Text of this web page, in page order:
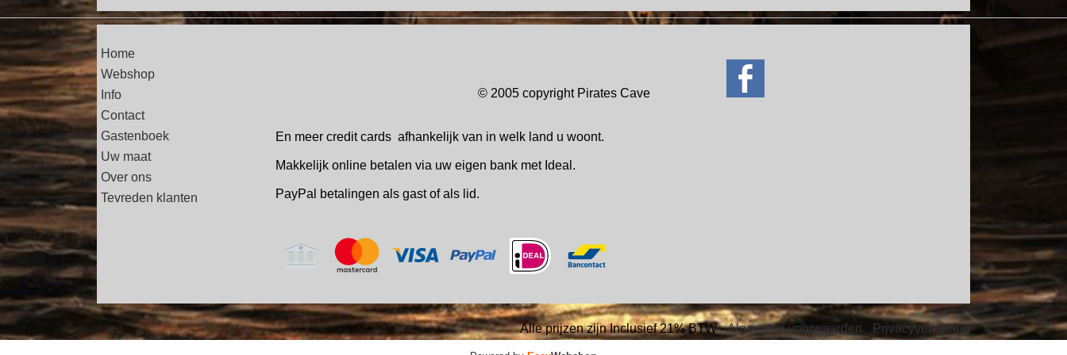
Home
Webshop
Info
Contact
Gastenboek
Uw maat
Over ons
Tevreden klanten
© 2005 copyright Pirates Cave
En meer credit cards afhankelijk van in welk land u woont.
Makkelijk online betalen via uw eigen bank met Ideal.
PayPal betalingen als gast of als lid.
Alle prijzen zijn Inclusief 21% BTW -Algemene voorwaarden Privacyverklaring